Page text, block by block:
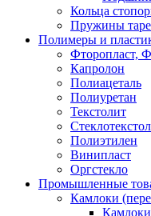
Кольца
Пружины
Полимеры и
Фторопласт,
Капролон
Полиацеталь
Полиуретан
Текстолит
Полиэтилен
Винипласт
Оргстекло
Промышленные
Камлоки
Камлоки